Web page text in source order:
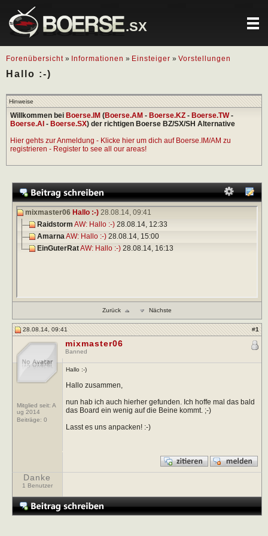
.SX
Forenübersicht » Informationen » Einsteiger » Vorstellungen
Hallo :-)
Hinweise
Willkommen bei Boerse.IM (Boerse.AM - Boerse.KZ - Boerse.TW-
Boerse.AI - Boerse.SX) der richtigen Boerse BZ/SX/SH Alternative
Hier gehts zur Anmeldung - Klicke hier um dich auf Boerse.IM/AM zu
registrieren - Register to see all our areas!
mixmaster06 Hallo :-) 28.08.14, 09:41
Raidstorm AW: Hallo :-) 28.08.14, 12:33
AmarnaAW: Hallo :-) 28.08.14, 15:00
EinGuterRatAW: Hallo :-) 28.08.14, 16:13
Zurück Nächste
28.08.14, 09:41 #1
Mitglied seit: A
ug 2014
Beiträge: 0
mixmaster06
Banned
Hallo :-)
Hallo zusammen,
nun hab ich auch hierher gefunden. Ich hoffe mal das bald
das Board ein wenig auf die Beine kommt. ;-)
Lasst es uns anpacken! :-)
Danke
1 Benutzer